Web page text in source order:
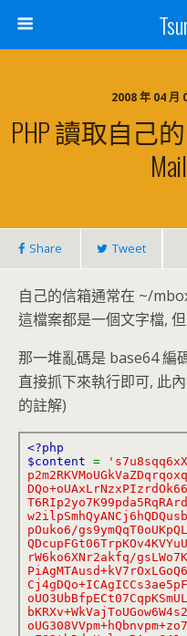
2008 年 04 月
PHP 讀取自己
Share Tweet
自己的信箱通常在 ~/
這檔案都是一個文字檔,
那一堆亂碼是 base64 編
直接抓下來執行即可, 此
的註解)